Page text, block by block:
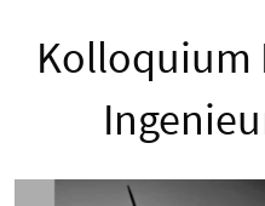
Kolloquium